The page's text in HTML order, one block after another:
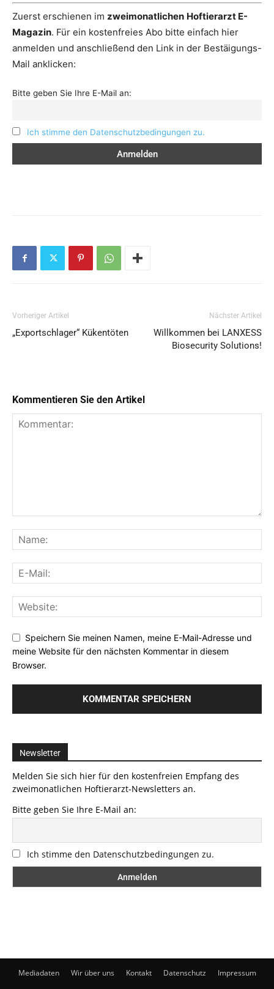
Zuerst erschienen im zweimonatlichen Hoftierarzt E-
Magazin. Für ein kostenfreies Abo bitte einfach hier
anmelden und anschließend den Link in der Bestäigungs-
Mail anklicken:
Bitte geben Sie Ihre E-Mail an:
Ich stimme den Datenschutzbedingungen zu.
Vorheriger Artikel
„Exportschlager“ Kükentöten
Nächster Artikel
Willkommen bei LANXESS
Biosecurity Solutions!
Kommentieren Sie den Artikel
Speichern Sie meinen Namen, meine E-Mail-Adresse und
meine Website für den nächsten Kommentar in diesem
Browser.
Newsletter
Melden Sie sich hier für den kostenfreien Empfang des
zweimonatlichen Hoftierarzt-Newsletters an.
Bitte geben Sie Ihre E-Mail an:
Ich stimme den Datenschutzbedingungen zu.
Mediadaten Wir über uns Kontakt Datenschutz Impressum